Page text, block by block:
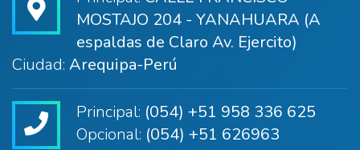
MOSTAJO 204 - YANAHUARA (A
espaldas de Claro Av. Ejercito)
Ciudad: Arequipa-Perú
Principal: (054) +51 958 336 625
Opcional: (054) +51 626963